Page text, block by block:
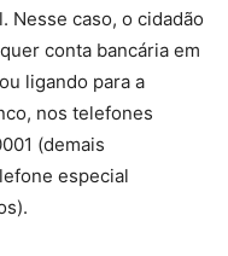
Nesse caso, o cidadão
conta bancária em
ou ligando para a
nos telefones
(demais
especial